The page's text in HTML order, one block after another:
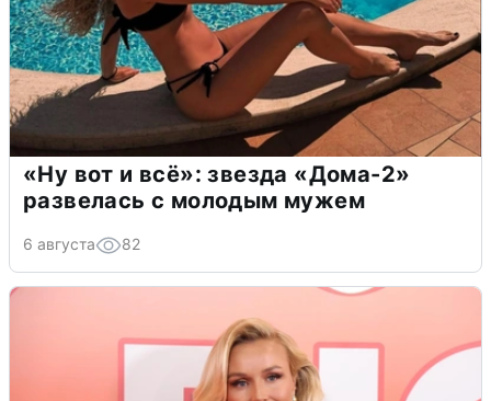
«Ну вот и всё»: звезда «Дома-2»
развелась с молодым мужем
6 августа 82